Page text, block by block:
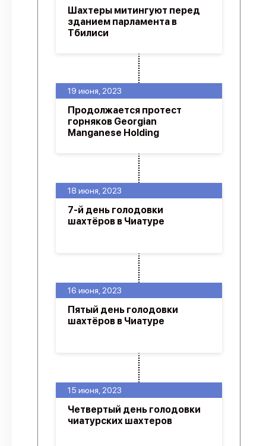
15 июня, 2023
Четвертый день голодовки
чиатурских шахтеров
16 июня, 2023
Пятый день голодовки
шахтёров в Чиатуре
18 июня, 2023
7-й день голодовки
шахтёров в Чиатуре
19 июня, 2023
Продолжается протест
горняков Georgian
Manganese Holding
Шахтеры митингуют перед
зданием парламента в
Тбилиси